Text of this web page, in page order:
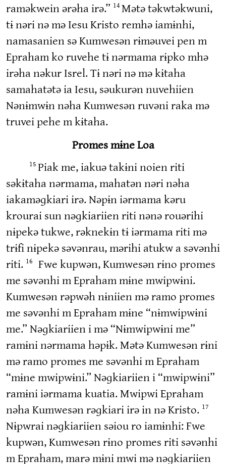
raməkwein ərəha irə.” 14 Mətə təkwtəkwuni,
tɨ nəri nə mə Iesu Kristo remhə iamɨnhi,
namasanien sə Kumwesən rɨməuvei pen m
Epraham ko ruvehe tɨ nərmama rɨpko mhə
irəha nəkur Isrel. Tɨ nəri nə mə kɨtaha
samahatətə ia Iesu, səukurən nuvehiien
Nənɨmwɨn nəha Kumwesən ruvəni raka mə
truvei pehe m kɨtaha.
Promes mɨne Loa
15 Piak me, iakuə takɨni noien riti
səkɨtaha nərmama, mahatən nəri nəha
iakaməɡkiari irə. Nəpɨn iərmama kəru
krourai sun nəɡkiariien riti nənə rouərihi
nɨpekə tukwe, rəknekɨn tɨ iərmama riti mə
trɨfi nɨpekə səvənrau, mərihi atukw a səvənhi
riti. 16
Fwe kupwən, Kumwesən rɨno promes
me səvənhi m Epraham mɨne mwipwɨni.
Kumwesən rəpwəh nɨniien mə ramo promes
me səvənhi m Epraham mɨne “nɨmwipwɨni
me.” Nəɡkiariien i mə “Nɨmwipwɨni me”
ramɨni nərmama həpɨk. Mətə Kumwesən rɨni
mə ramo promes me səvənhi m Epraham
“mɨne mwipwɨni.” Nəɡkiariien i “mwipwɨni”
ramɨni iərmama kuatia. Mwipwi Epraham
nəha Kumwesən rəɡkiari irə in nə Kristo. 17
Nɨpwrai nəɡkiariien səiou ro iamɨnhi: Fwe
kupwən, Kumwesən rɨno promes riti səvənhi
m Epraham, marə mɨni mwi mə nəɡkiariien